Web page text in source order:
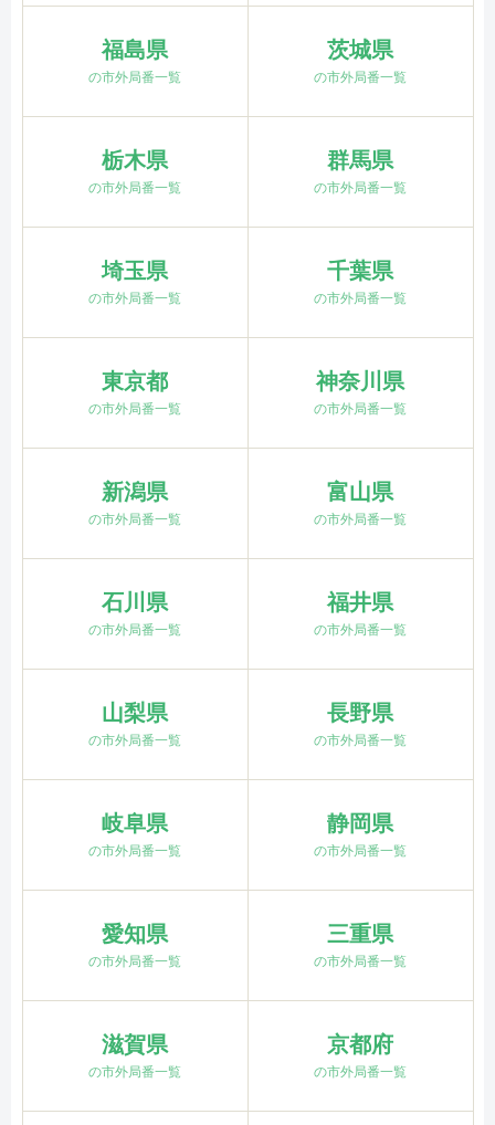
福島県
の市外局番一覧
茨城県
の市外局番一覧
栃木県
の市外局番一覧
群馬県
の市外局番一覧
埼玉県
の市外局番一覧
千葉県
の市外局番一覧
東京都
の市外局番一覧
神奈川県
の市外局番一覧
新潟県
の市外局番一覧
富山県
の市外局番一覧
石川県
の市外局番一覧
福井県
の市外局番一覧
山梨県
の市外局番一覧
長野県
の市外局番一覧
岐阜県
の市外局番一覧
静岡県
の市外局番一覧
愛知県
の市外局番一覧
三重県
の市外局番一覧
滋賀県
の市外局番一覧
京都府
の市外局番一覧